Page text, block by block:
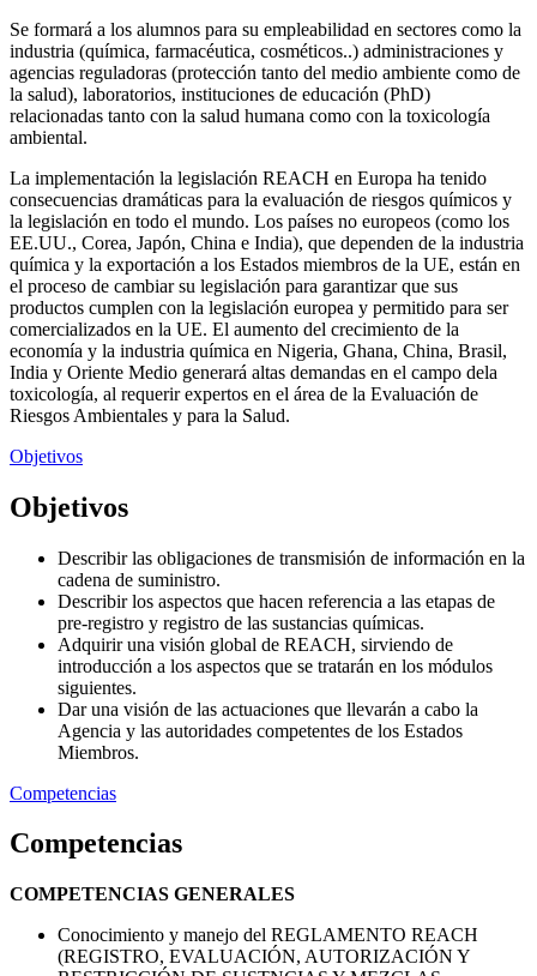
Se formará a los alumnos para su empleabilidad en sectores como la
industria (química, farmacéutica, cosméticos..) administraciones y
agencias reguladoras (protección tanto del medio ambiente como de
la salud), laboratorios, instituciones de educación (PhD)
relacionadas tanto con la salud humana como con la toxicología
ambiental.
La implementación la legislación REACH en Europa ha tenido
consecuencias dramáticas para la evaluación de riesgos químicos y
la legislación en todo el mundo. Los países no europeos (como los
EE.UU., Corea, Japón, China e India), que dependen de la industria
química y la exportación a los Estados miembros de la UE, están en
el proceso de cambiar su legislación para garantizar que sus
productos cumplen con la legislación europea y permitido para ser
comercializados en la UE. El aumento del crecimiento de la
economía y la industria química en Nigeria, Ghana, China, Brasil,
India y Oriente Medio generará altas demandas en el campo dela
toxicología, al requerir expertos en el área de la Evaluación de
Riesgos Ambientales y para la Salud.
Objetivos
Objetivos
Describir las obligaciones de transmisión de información en la
cadena de suministro.
Describir los aspectos que hacen referencia a las etapas de
pre-registro y registro de las sustancias químicas.
Adquirir una visión global de REACH, sirviendo de
introducción a los aspectos que se tratarán en los módulos
siguientes.
Dar una visión de las actuaciones que llevarán a cabo la
Agencia y las autoridades competentes de los Estados
Miembros.
Competencias
Competencias
COMPETENCIAS GENERALES
Conocimiento y manejo del REGLAMENTO REACH
(REGISTRO, EVALUACIÓN, AUTORIZACIÓN Y